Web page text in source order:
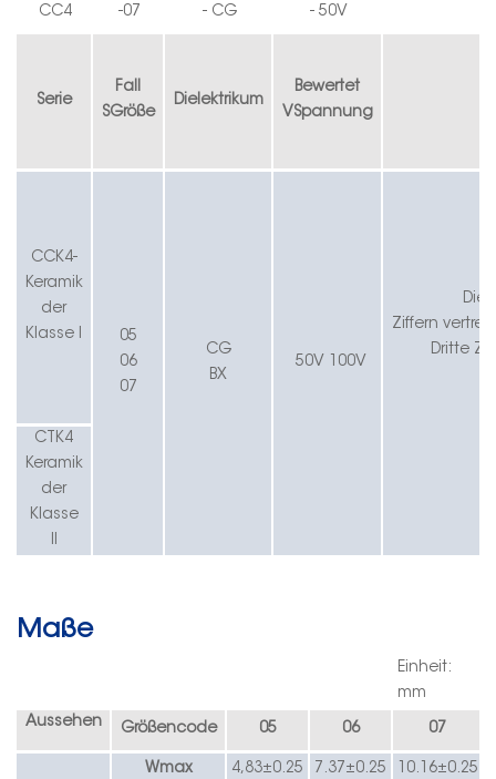
CC4 -07 - CG - 50V
Serie
Fall
SGröße
Dielektrikum
Bewertet
VSpannung
CCK4-
Keramik
der
Klasse I
05
06
07
CG
BX
50V 100V
Die
Ziffern
Dritte
CT K4
Keramik
der
Klasse
II
Maße
Einheit:
mm
Aussehen
Größencode 05 06 07
Wmax 4,83±0.25 7.37 ±0.25 10.16±0.25